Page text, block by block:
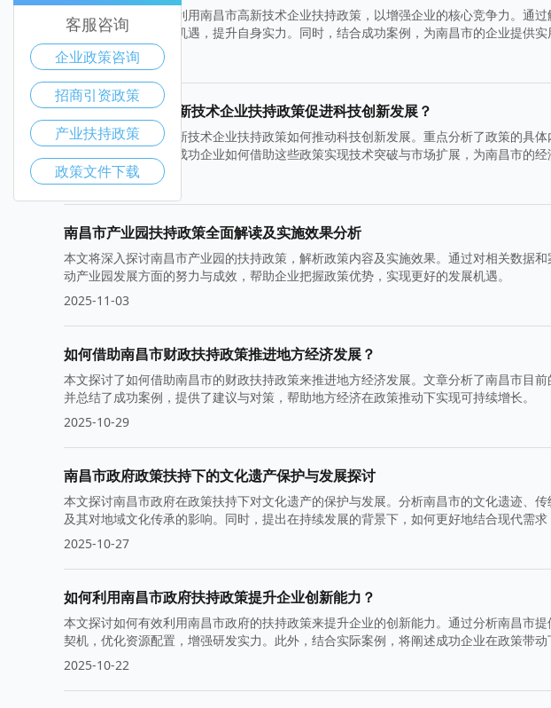
本文探讨了如何有效利用南昌市高新技术企业扶持政策，以增强企业的核心竞争力。通
可以更好地把握市场机遇，提升自身实力。同时，结合成功案例，为南昌市的企业提供实
2025-11-10
如何利用南昌市高新技术企业扶持政策促进科技创新发展？
本文探讨了南昌市高新技术企业扶持政策如何推动科技创新发展。重点分析了政策的具
过案例分享，展示了成功企业如何借助这些政策实现技术突破与市场扩展，为南昌市的经
2025-11-05
南昌市产业园扶持政策全面解读及实施效果分析
本文将深入探讨南昌市产业园的扶持政策，解析政策内容及实施效果。通过对相关数据
动产业园发展方面的努力与成效，帮助企业把握政策优势，实现更好的发展机遇。
2025-11-03
如何借助南昌市财政扶持政策推进地方经济发展？
本文探讨了如何借助南昌市的财政扶持政策来推进地方经济发展。文章分析了南昌市目
并总结了成功案例，提供了建议与对策，帮助地方经济在政策推动下实现可持续增长。
2025-10-29
南昌市政府政策扶持下的文化遗产保护与发展探讨
本文探讨南昌市政府在政策扶持下对文化遗产的保护与发展。分析南昌市的文化遗迹、
及其对地域文化传承的影响。同时，提出在持续发展的背景下，如何更好地结合现代需求
2025-10-27
如何利用南昌市政府扶持政策提升企业创新能力？
本文探讨如何有效利用南昌市政府的扶持政策来提升企业的创新能力。通过分析南昌市
契机，优化资源配置，增强研发实力。此外，结合实际案例，将阐述成功企业在政策带
鉴。
2025-10-22
客服咨询
企业政策咨询
招商引资政策
产业扶持政策
政策文件下载